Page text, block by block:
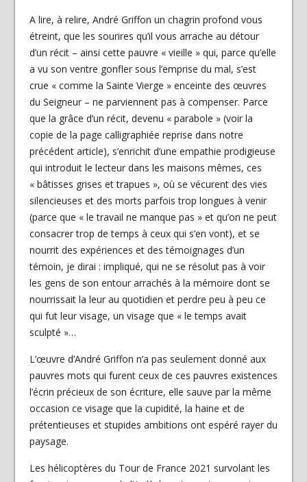
A lire, à relire, André Griffon un chagrin profond vous
étreint, que les sourires qu’il vous arrache au détour
d’un récit – ainsi cette pauvre « vieille » qui, parce qu’elle
a vu son ventre gonfler sous l’emprise du mal, s’est
crue « comme la Sainte Vierge » enceinte des œuvres
du Seigneur – ne parviennent pas à compenser. Parce
que la grâce d’un récit, devenu « parabole » (voir la
copie de la page calligraphiée reprise dans notre
précédent article), s’enrichit d’une empathie prodigieuse
qui introduit le lecteur dans les maisons mêmes, ces
« bâtisses grises et trapues », où se vécurent des vies
silencieuses et des morts parfois trop longues à venir
(parce que « le travail ne manque pas » et qu’on ne peut
consacrer trop de temps à ceux qui s’en vont), et se
nourrit des expériences et des témoignages d’un
témoin, je dirai : impliqué, qui ne se résolut pas à voir
les gens de son entour arrachés à la mémoire dont se
nourrissait la leur au quotidien et perdre peu à peu ce
qui fut leur visage, un visage que « le temps avait
sculpté »…
L’œuvre d’André Griffon n’a pas seulement donné aux
pauvres mots qui furent ceux de ces pauvres existences
l’écrin précieux de son écriture, elle sauve par la même
occasion ce visage que la cupidité, la haine et de
prétentieuses et stupides ambitions ont espéré rayer du
paysage.
Les hélicoptères du Tour de France 2021 survolant les